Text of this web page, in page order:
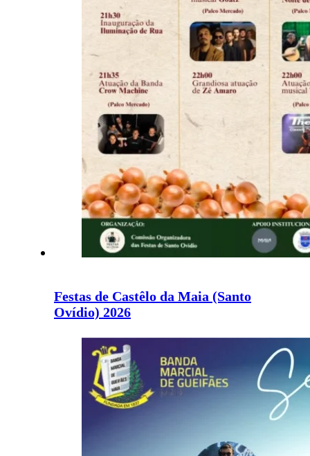
Festas de Castêlo da Maia (Santo
Ovídio) 2026